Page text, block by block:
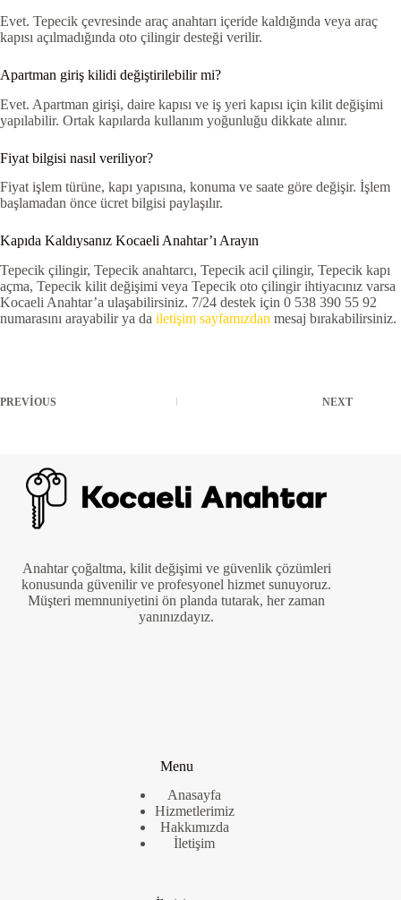
Evet. Tepecik çevresinde araç anahtarı içeride kaldığında veya araç
kapısı açılmadığında oto çilingir desteği verilir.
Apartman giriş kilidi değiştirilebilir mi?
Evet. Apartman girişi, daire kapısı ve iş yeri kapısı için kilit değişimi
yapılabilir. Ortak kapılarda kullanım yoğunluğu dikkate alınır.
Fiyat bilgisi nasıl veriliyor?
Fiyat işlem türüne, kapı yapısına, konuma ve saate göre değişir. İşlem
başlamadan önce ücret bilgisi paylaşılır.
Kapıda Kaldıysanız Kocaeli Anahtar’ı Arayın
Tepecik çilingir, Tepecik anahtarcı, Tepecik acil çilingir, Tepecik kapı
açma, Tepecik kilit değişimi veya Tepecik oto çilingir ihtiyacınız varsa
Kocaeli Anahtar’a ulaşabilirsiniz. 7/24 destek için 0 538 390 55 92
numarasını arayabilir ya da iletişim sayfamızdan mesaj bırakabilirsiniz.
PREVIOUS NEXT
Anahtar çoğaltma, kilit değişimi ve güvenlik çözümleri
konusunda güvenilir ve profesyonel hizmet sunuyoruz.
Müşteri memnuniyetini ön planda tutarak, her zaman
yanınızdayız.
Menu
Anasayfa
Hizmetlerimiz
Hakkımızda
İletişim